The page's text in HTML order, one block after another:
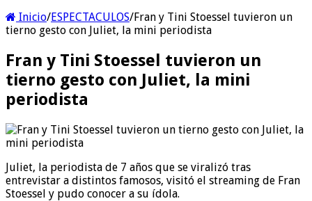
Inicio/ESPECTACULOS/Fran y Tini Stoessel tuvieron un
tierno gesto con Juliet, la mini periodista
Fran y Tini Stoessel tuvieron un
tierno gesto con Juliet, la mini
periodista
Juliet, la periodista de 7 años que se viralizó tras
entrevistar a distintos famosos, visitó el streaming de Fran
Stoessel y pudo conocer a su ídola.